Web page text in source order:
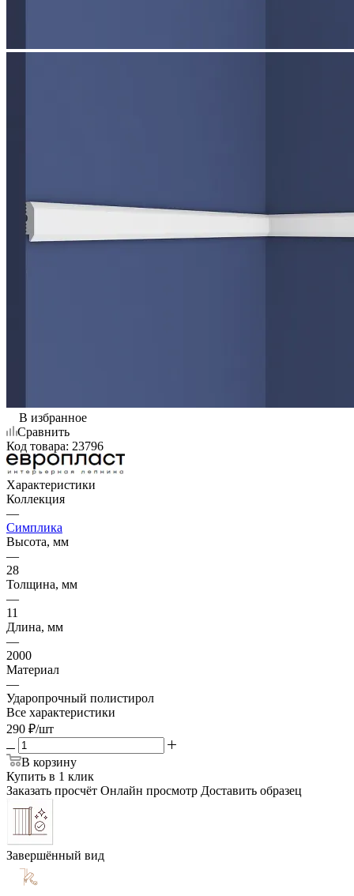
В избранное
Сравнить
Код товара: 23796
Характеристики
Коллекция
—
Симплика
Высота, мм
—
28
Толщина, мм
—
11
Длина, мм
—
2000
Материал
—
Ударопрочный полистирол
Все характеристики
290 ₽/шт
В корзину
Купить в 1 клик
Заказать просчёт Онлайн просмотр Доставить образец
Завершённый вид